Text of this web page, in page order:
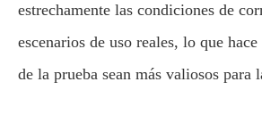
estrechamente las condiciones de
escenarios de uso reales, lo que
de la prueba sean más valiosos para